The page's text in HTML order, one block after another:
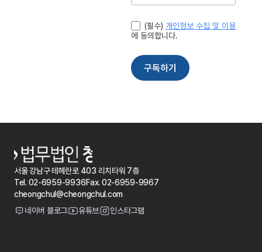
서울 강남구 테헤란로 403 리치타워 7층
Tel. 02-6959-9936Fax. 02-6959-9967
cheongchul@cheongchul.com
네이버 블로그
유튜브 인스타그램